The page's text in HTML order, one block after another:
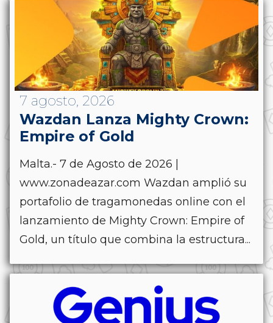
7 agosto, 2026
Wazdan Lanza Mighty Crown:
Empire of Gold
Malta.- 7 de Agosto de 2026 |
www.zonadeazar.com Wazdan amplió su
portafolio de tragamonedas online con el
lanzamiento de Mighty Crown: Empire of
Gold, un título que combina la estructura...